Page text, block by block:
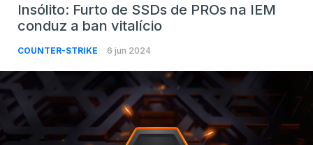
Insólito: Furto de SSDs de PROs na IEM
conduz a ban vitalício
COUNTER-STRIKE 6 jun 2024